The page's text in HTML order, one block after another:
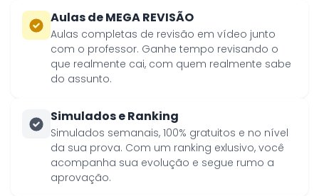
Aulas de MEGA REVISÃO
Aulas completas de revisão em vídeo junto
com o professor. Ganhe tempo revisando o
que realmente cai, com quem realmente sabe
do assunto.
Simulados e Ranking
Simulados semanais, 100% gratuitos e no nível
da sua prova. Com um ranking exlusivo, você
acompanha sua evolução e segue rumo a
aprovação.